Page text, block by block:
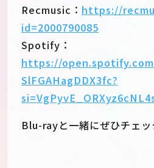
Recmusic： https://
id=2000790085
Spotify：
https://
SlFGAHagDDX3fc?
Blu-rayと一緒にぜひチェ